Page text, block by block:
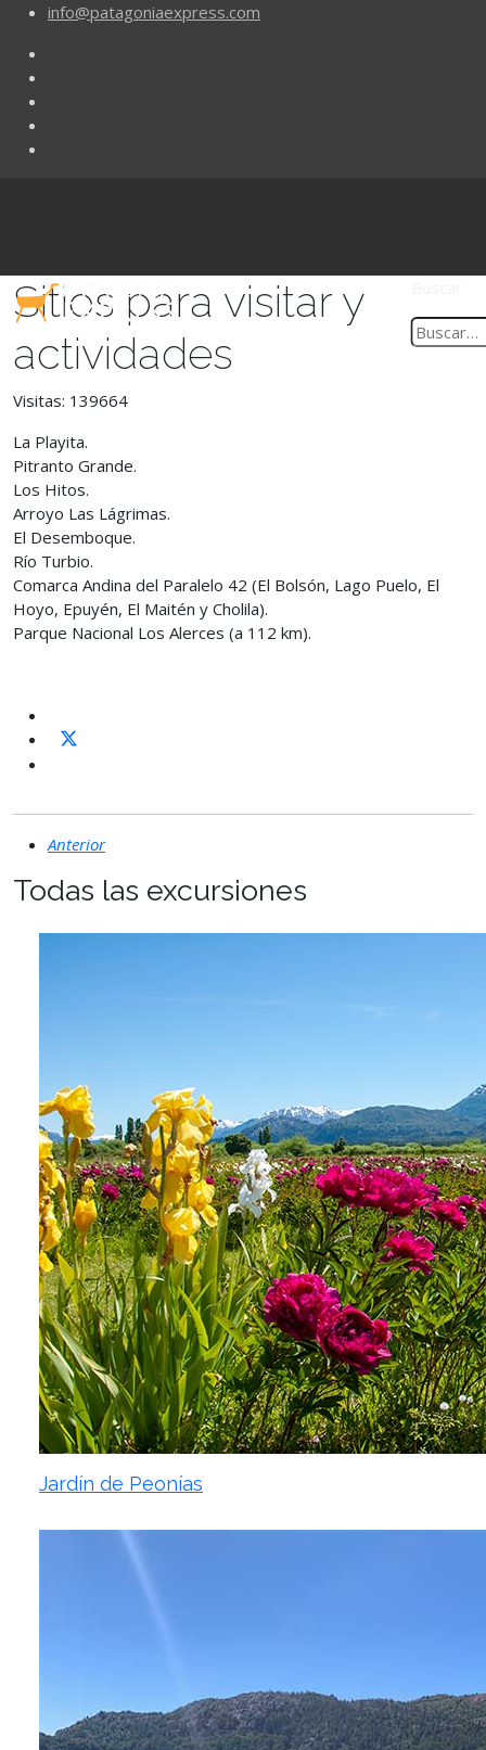
info@patagoniaexpress.com
Sitios para visitar y
actividades
Visitas: 139664
La Playita.
Pitranto Grande.
Los Hitos.
Arroyo Las Lágrimas.
El Desemboque.
Río Turbio.
Comarca Andina del Paralelo 42 (El Bolsón, Lago Puelo, El
Hoyo, Epuyén, El Maitén y Cholila).
Parque Nacional Los Alerces (a 112 km).
Anterior
Todas las excursiones
Jardín de Peonías